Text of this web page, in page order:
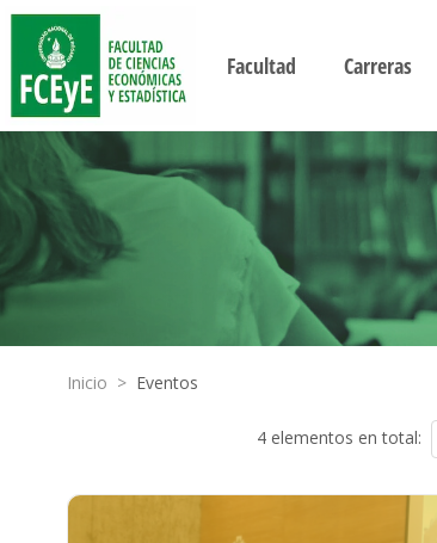
Facultad Carreras
Inicio > Eventos
4 elementos en total: